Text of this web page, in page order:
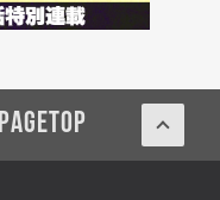
PAGETOP